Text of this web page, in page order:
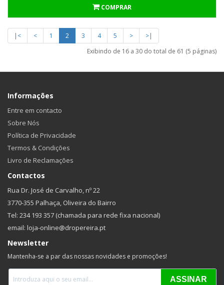
COMPRAR
|< < 1 2 3 4 5 >
>|
Exibindo de 16 a 30 do total de 61 (5 páginas)
Informações
Entre em contacto
Sobre Nós
Política de Privacidade
Termos & Condições
Livro de Reclamações
Contactos
Rua Dr. José de Carvalho, nº 22
3770-355 Palhaça, Oliveira do Bairro
Tel: 234 193 357 (chamada para rede fixa nacional)
email: loja-online@dropereira.pt
Newsletter
Mantenha-se a par das nossas novidades e promoções!